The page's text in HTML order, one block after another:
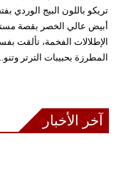
تريكو باللون البيج الوردي
أبيض عالي الخصر بقصة
الإطلالات الفخمة، تألقت
المطرزة بحبيبات الترتر
آخر الأخبار